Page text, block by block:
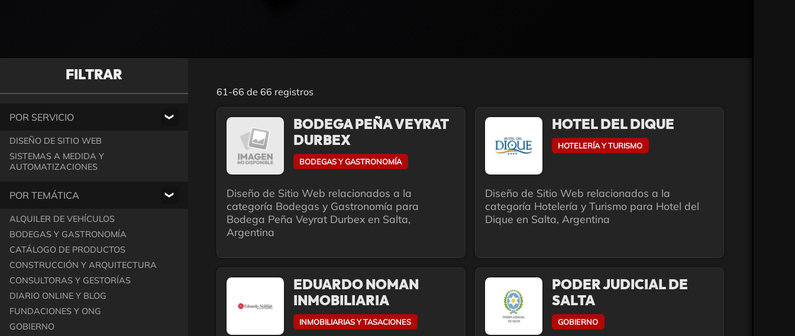
FILTRAR
POR SERVICIO ❯
DISEÑO DE SITIO WEB
SISTEMAS A MEDIDA Y
AUTOMATIZACIONES
POR TEMÁTICA ❯
ALQUILER DE VEHÍCULOS
BODEGAS Y GASTRONOMÍA
CATÁLOGO DE PRODUCTOS
CONSTRUCCIÓN Y ARQUITECTURA
CONSULTORAS Y GESTORÍAS
DIARIO ONLINE Y BLOG
FUNDACIONES Y ONG
GOBIERNO
61-66 de 66 registros
BODEGA PEÑA VEYRAT
DURBEX
BODEGAS Y GASTRONOMÍA
Diseño de Sitio Web relacionados a la
categoría Bodegas y Gastronomía para
Bodega Peña Veyrat Durbex en Salta,
Argentina
HOTEL DEL DIQUE
HOTELERÍA Y TURISMO
Diseño de Sitio Web relacionados a la
categoría Hotelería y Turismo para Hotel del
Dique en Salta, Argentina
EDUARDO NOMAN
INMOBILIARIA
INMOBILIARIAS Y TASACIONES
PODER JUDICIAL DE
SALTA
GOBIERNO